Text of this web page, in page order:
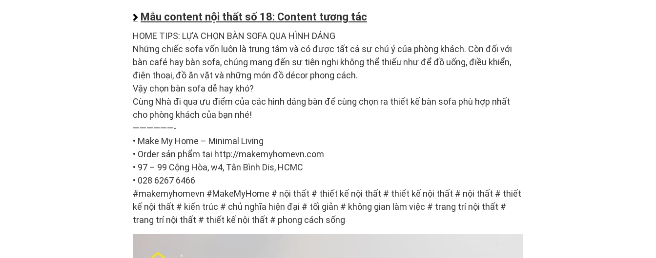
Mẫu content nội thất số 18: Content tương tác
HOME TIPS: LỰA CHỌN BÀN SOFA QUA HÌNH DÁNG
Những chiếc sofa vốn luôn là trung tâm và có được tất cả sự chú ý của phòng khách. Còn đối với
bàn café hay bàn sofa, chúng mang đến sự tiện nghi không thể thiếu như để đồ uống, điều khiển,
điện thoại, đồ ăn vặt và những món đồ décor phong cách.
Vậy chọn bàn sofa dễ hay khó?
Cùng Nhà đi qua ưu điểm của các hình dáng bàn để cùng chọn ra thiết kế bàn sofa phù hợp nhất
cho phòng khách của bạn nhé!
——————-
• Make My Home – Minimal Living
• Order sản phẩm tại http://makemyhomevn.com
• 97 – 99 Cộng Hòa, w4, Tân Bình Dis, HCMC
• 028 6267 6466
#makemyhomevn #MakeMyHome # nội thất # thiết kế nội thất # thiết kế nội thất # nội thất # thiết
kế nội thất # kiến ​​trúc # chủ nghĩa hiện đại # tối giản # không gian làm việc # trang trí nội thất #
trang trí nội thất # thiết kế nội thất # phong cách sống